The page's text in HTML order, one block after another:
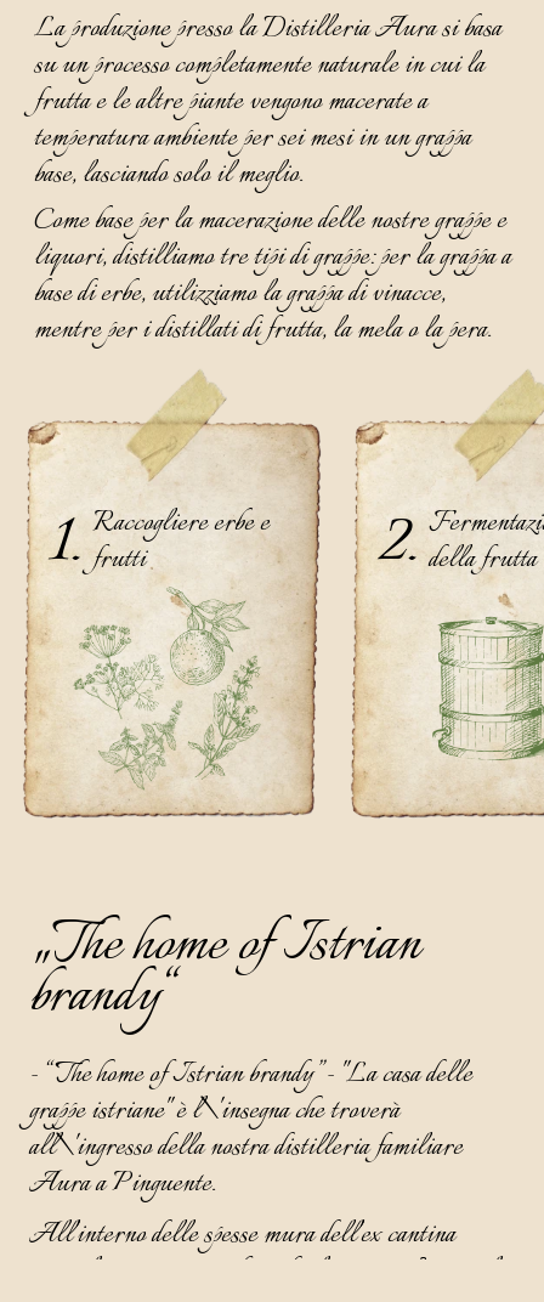
La produzione presso la Distilleria Aura si basa
su un processo completamente naturale in cui la
frutta e le altre piante vengono macerate a
temperatura ambiente per sei mesi in un grappa
base, lasciando solo il meglio.
Come base per la macerazione delle nostre grappe e
liquori, distilliamo tre tipi di grappe: per la grappa a
base di erbe, utilizziamo la grappa di vinacce,
mentre per i distillati di frutta, la mela o la pera.
1. Raccogliere erbe e
frutti
2. della frutta
„The home of Istrian
brandy“
- “The home of Istrian brandy” - "La casa delle
grappe istriane" è l\'insegna che troverà
all\'ingresso della nostra distilleria familiare
Aura a Pinguente.
All'interno delle spesse mura dell'ex cantina
vinicola, su una superficie di oltre 600 m², si svolge